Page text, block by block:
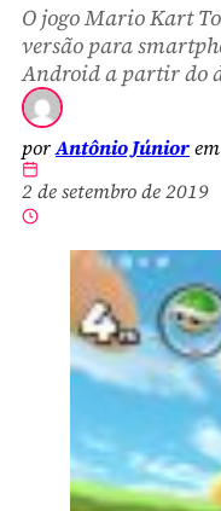
O jogo Mario Kart
versão para
Android a partir do
porAntônio Júnior
2 de setembro de 2019